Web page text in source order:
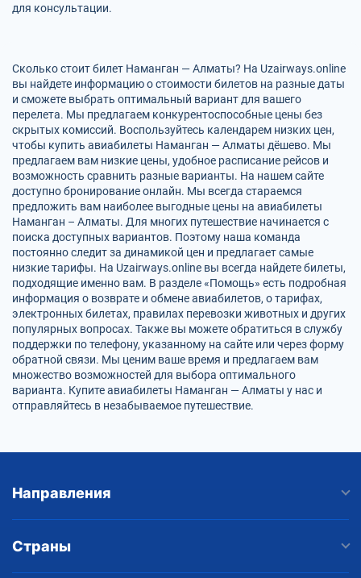
для консультации.
Сколько стоит билет Наманган — Алматы? На Uzairways.online
вы найдете информацию о стоимости билетов на разные даты
и сможете выбрать оптимальный вариант для вашего
перелета. Мы предлагаем конкурентоспособные цены без
скрытых комиссий. Воспользуйтесь календарем низких цен,
чтобы купить авиабилеты Наманган — Алматы дёшево. Мы
предлагаем вам низкие цены, удобное расписание рейсов и
возможность сравнить разные варианты. На нашем сайте
доступно бронирование онлайн. Мы всегда стараемся
предложить вам наиболее выгодные цены на авиабилеты
Наманган – Алматы. Для многих путешествие начинается с
поиска доступных вариантов. Поэтому наша команда
постоянно следит за динамикой цен и предлагает самые
низкие тарифы. На Uzairways.online вы всегда найдете билеты,
подходящие именно вам. В разделе «Помощь» есть подробная
информация о возврате и обмене авиабилетов, о тарифах,
электронных билетах, правилах перевозки животных и других
популярных вопросах. Также вы можете обратиться в службу
поддержки по телефону, указанному на сайте или через форму
обратной связи. Мы ценим ваше время и предлагаем вам
множество возможностей для выбора оптимального
варианта. Купите авиабилеты Наманган — Алматы у нас и
отправляйтесь в незабываемое путешествие.
Направления
Страны